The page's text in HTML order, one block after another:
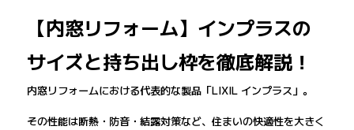
【内窓リフォーム】インプラスの
サイズと持ち出し枠を徹底解説！
内窓リフォームにおける代表的な製品「LIXIL インプラス」。
その性能は断熱・防音・結露対策など、住まいの快適性を大きく